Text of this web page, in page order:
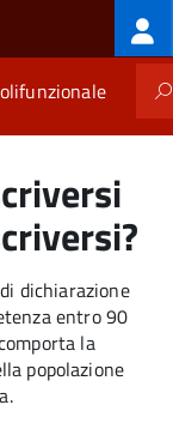
dichiarazione
entro90
la
popolazione